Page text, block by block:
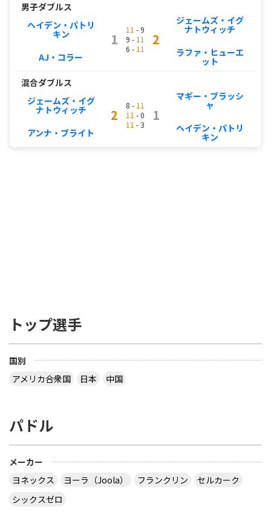
男子ダブルス
ヘイデン・パトリ
キン
AJ・コラー
1
11 - 9
9 - 11
6 - 11
2
ジェームズ・イグ
ナトウィッチ
ラファ・ヒューエ
ット
混合ダブルス
ジェームズ・イグ
ナトウィッチ
アンナ・ブライト
2
8 - 11
11 - 0
11 - 3
1
マギー・ブラッシ
ャ
ヘイデン・パトリ
キン
トップ選手
国別
アメリカ合衆国
日本 中国
パドル
メーカー
ヨネックス
ヨーラ（Joola） フランクリン
セルカーク
シックスゼロ